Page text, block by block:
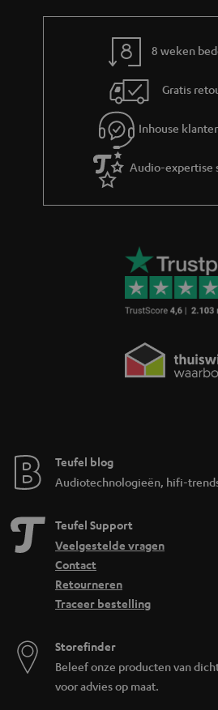
a
8 weken
Gratis
Inhouse
Audio-expertise
Teufel blog
Audiotechnologieën, hifi-
Teufel Support
Veelgestelde vragen
Contact
Retourneren
Traceer bestelling
Storefinder
Beleef onze producten van
voor advies op maat.